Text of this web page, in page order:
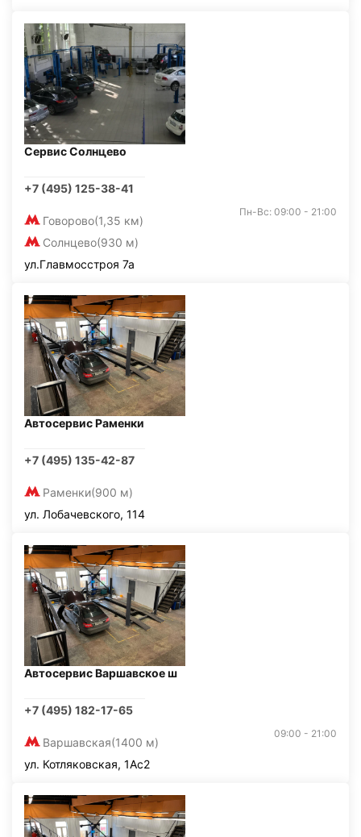
Сервис Солнцево
+7 (495) 125-38-41
Говорово(1,35 км)
Солнцево(930 м)
Пн-Вс: 09:00 - 21:00
ул.Главмосстроя 7а
Автосервис Раменки
+7 (495) 135-42-87
Раменки(900 м)
ул. Лобачевского, 114
Автосервис Варшавское ш
+7 (495) 182-17-65
Варшавская(1400 м)
09:00 - 21:00
ул. Котляковская, 1Ас2